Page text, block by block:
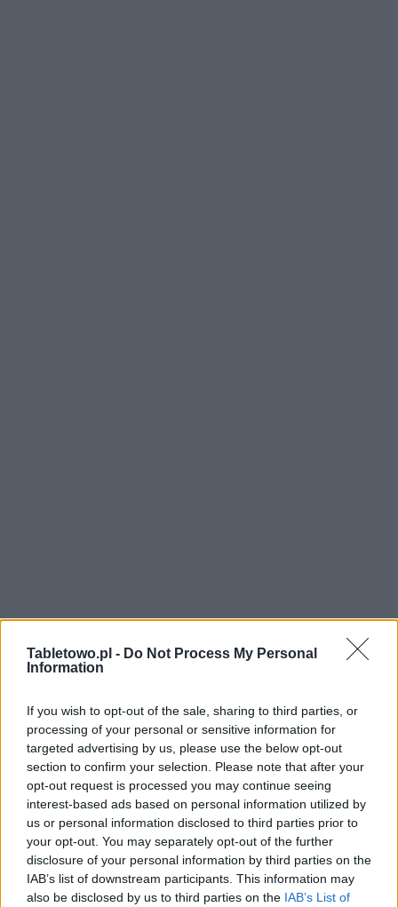
Tabletowo.pl - Do Not Process My Personal
Information
If you wish to opt-out of the sale, sharing to third parties, or
processing of your personal or sensitive information for
targeted advertising by us, please use the below opt-out
section to confirm your selection. Please note that after your
opt-out request is processed you may continue seeing
interest-based ads based on personal information utilized by
us or personal information disclosed to third parties prior to
your opt-out. You may separately opt-out of the further
disclosure of your personal information by third parties on the
IAB’s list of downstream participants. This information may
also be disclosed by us to third parties on the IAB’s List of